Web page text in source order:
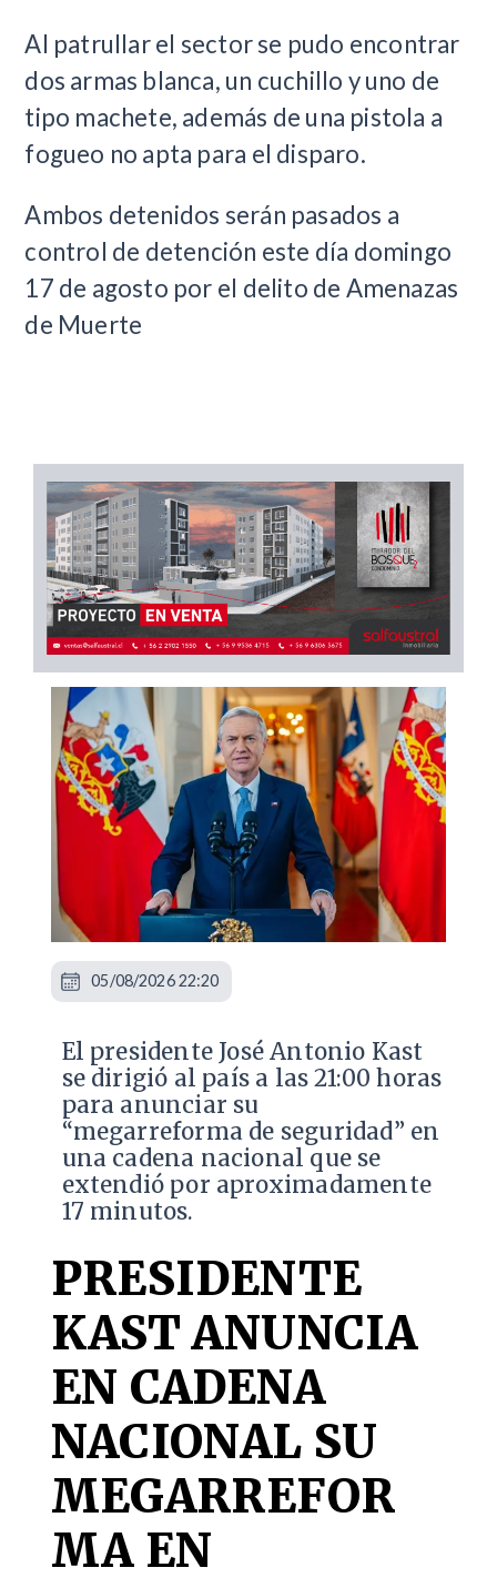
Al patrullar el sector se pudo encontrar
dos armas blanca, un cuchillo y uno de
tipo machete, además de una pistola a
fogueo no apta para el disparo.
Ambos detenidos serán pasados a
control de detención este día domingo
17 de agosto por el delito de Amenazas
de Muerte
El presidente José Antonio Kast
se dirigió al país a las 21:00 horas
para anunciar su
“megarreforma de seguridad” en
una cadena nacional que se
extendió por aproximadamente
17 minutos.
PRESIDENTE
KAST ANUNCIA
EN CADENA
NACIONAL SU
MEGARREFOR
MA EN
05/08/2026 22:20